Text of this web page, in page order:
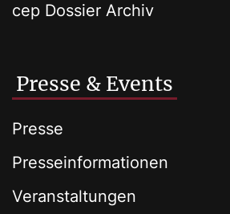
cep Dossier Archiv
Presse & Events
Presse
Presseinformationen
Veranstaltungen